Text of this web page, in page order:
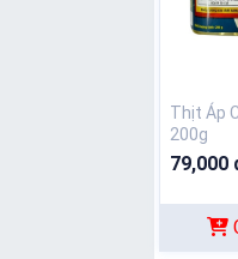
Thịt Áp
200g
79,000